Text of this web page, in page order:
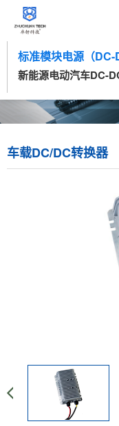
标准模块电源（DC-
新能源电动汽车DC-
车载DC/DC转换器